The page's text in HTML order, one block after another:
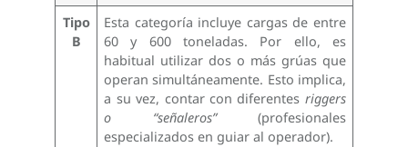
Tipo
B
Esta categoría incluye cargas de entre
60 y 600 toneladas. Por ello, es
habitual utilizar dos o más grúas que
operan simultáneamente. Esto implica,
a su vez, contar con diferentes riggers
o “señaleros” (profesionales
especializados en guiar al operador).